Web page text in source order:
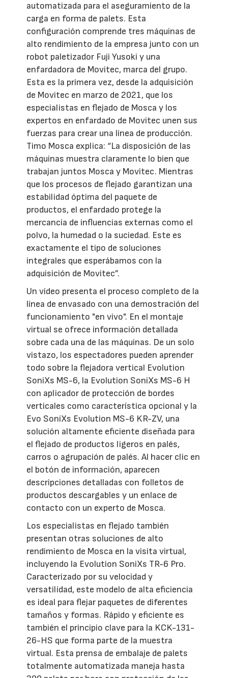
automatizada para el aseguramiento de la
carga en forma de palets. Esta
configuración comprende tres máquinas de
alto rendimiento de la empresa junto con un
robot paletizador Fuji Yusoki y una
enfardadora de Movitec, marca del grupo.
Esta es la primera vez, desde la adquisición
de Movitec en marzo de 2021, que los
especialistas en flejado de Mosca y los
expertos en enfardado de Movitec unen sus
fuerzas para crear una línea de producción.
Timo Mosca explica: “La disposición de las
máquinas muestra claramente lo bien que
trabajan juntos Mosca y Movitec. Mientras
que los procesos de flejado garantizan una
estabilidad óptima del paquete de
productos, el enfardado protege la
mercancía de influencias externas como el
polvo, la humedad o la suciedad. Este es
exactamente el tipo de soluciones
integrales que esperábamos con la
adquisición de Movitec”.
Un vídeo presenta el proceso completo de la
línea de envasado con una demostración del
funcionamiento "en vivo". En el montaje
virtual se ofrece información detallada
sobre cada una de las máquinas. De un solo
vistazo, los espectadores pueden aprender
todo sobre la flejadora vertical Evolution
SoniXs MS-6, la Evolution SoniXs MS-6 H
con aplicador de protección de bordes
verticales como característica opcional y la
Evo SoniXs Evolution MS-6 KR-ZV, una
solución altamente eficiente diseñada para
el flejado de productos ligeros en palés,
carros o agrupación de palés. Al hacer clic en
el botón de información, aparecen
descripciones detalladas con folletos de
productos descargables y un enlace de
contacto con un experto de Mosca.
Los especialistas en flejado también
presentan otras soluciones de alto
rendimiento de Mosca en la visita virtual,
incluyendo la Evolution SoniXs TR-6 Pro.
Caracterizado por su velocidad y
versatilidad, este modelo de alta eficiencia
es ideal para flejar paquetes de diferentes
tamaños y formas. Rápido y eficiente es
también el principio clave para la KCK-131-
26-HS que forma parte de la muestra
virtual. Esta prensa de embalaje de palets
totalmente automatizada maneja hasta